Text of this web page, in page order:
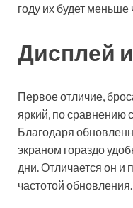
году их будет
Дисплей
Первое отличие,
яркий, по сравнению
Благодаря
экраном гораздо
дни. Отличается он и
частотой обновления.